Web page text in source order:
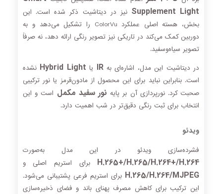
Supplement Light نیز در دیتاشیت ذکر شده است. این
بخش، هسته اصلی عملکرد ColorVu را تشکیل می‌دهد و به
دوربین کمک می‌کند در تاریکی نیز تصویر رنگی ارائه دهد، نه صرفاً
تصویر سیاه‌وسفید.
در دیتاشیت این مدل، اشاره‌ای بهIR یا Hybrid Light نشده
است. بنابراین نباید برای این محصول از مادون‌قرمز یا نور ترکیبی
صحبت کرد. نورپردازی آن بر پایه نور سفید مکمل است و این
انتخاب برای ثبت رنگی دقیق‌تر در شب اهمیت دارد.
ویدئو
فشرده‌سازی ویدئو در این مدل به‌صورت
H.265+/H.265/H.264+/H.264 برای استریم اصلی و
H.265/H.264/MJPEG برای استریم فرعی پشتیبانی می‌شود.
این ترکیب برای کاهش مصرف پهنای باند و فضای ذخیره‌سازی